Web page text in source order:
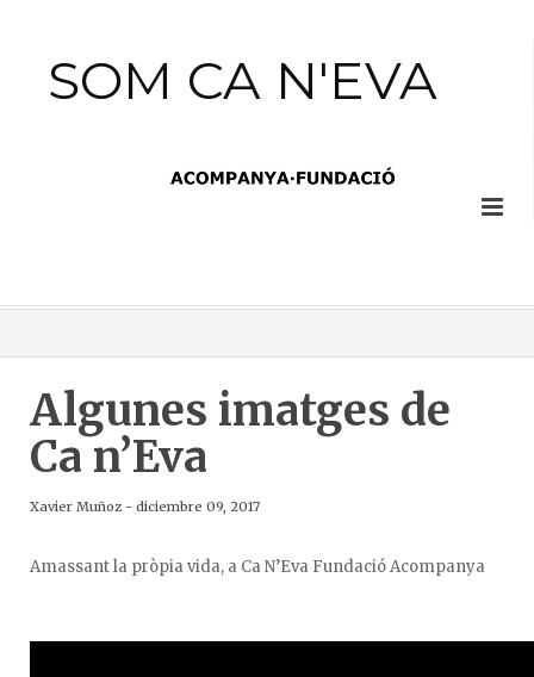
SOM CA N'EVA
Algunes imatges de
Ca n’Eva
Xavier Muñoz - diciembre 09, 2017
Amassant la pròpia vida, a Ca N’Eva Fundació Acompanya